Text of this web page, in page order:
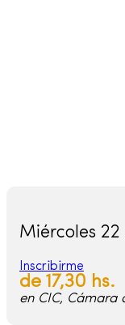
Miércoles 22
Inscribirme
de 17,30 hs.
en CIC, Cámara